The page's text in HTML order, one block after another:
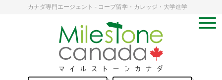
カナダ専門エージェント - コープ留学・カレッジ・大学進学